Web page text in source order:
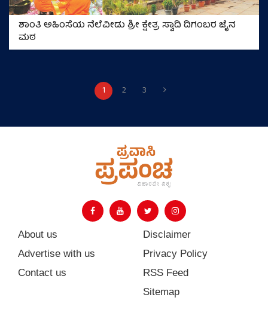
ಶಾಂತಿ ಅಹಿಂಸೆಯ ನೆಲೆವೀಡು ಶ್ರೀ ಕ್ಷೇತ್ರ ಸ್ವಾದಿ ದಿಗಂಬರ ಜೈನ
ಮಠ
1 2 3
About us
Advertise with us
Contact us
Disclaimer
Privacy Policy
RSS Feed
Sitemap